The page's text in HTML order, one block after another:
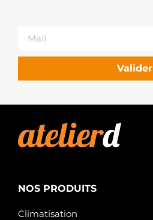
Valider
NOS PRODUITS
Climatisation